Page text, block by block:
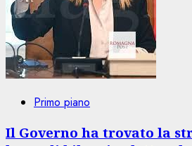
Primo piano
Il Governo ha trovato la